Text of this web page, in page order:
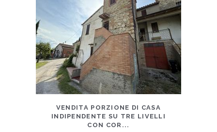
VILLE E CASE INDIPENDENTI
VENDITA PORZIONE DI CASA
INDIPENDENTE SU TRE LIVELLI
CON COR...